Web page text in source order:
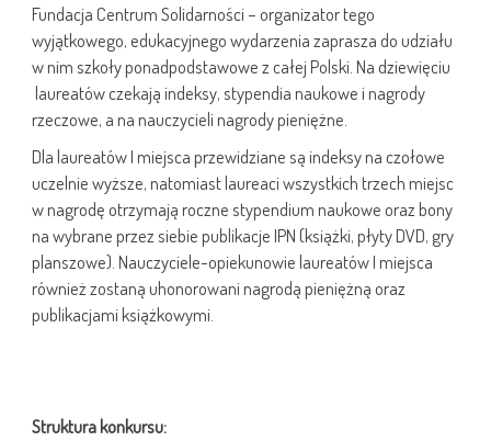
Fundacja Centrum Solidarności – organizator tego
wyjątkowego, edukacyjnego wydarzenia zaprasza do udziału
w nim szkoły ponadpodstawowe z całej Polski. Na dziewięciu
laureatów czekają indeksy, stypendia naukowe i nagrody
rzeczowe, a na nauczycieli nagrody pieniężne.
Dla laureatów I miejsca przewidziane są indeksy na czołowe
uczelnie wyższe, natomiast laureaci wszystkich trzech miejsc
w nagrodę otrzymają roczne stypendium naukowe oraz bony
na wybrane przez siebie publikacje IPN (książki, płyty DVD, gry
planszowe). Nauczyciele-opiekunowie laureatów I miejsca
również zostaną uhonorowani nagrodą pieniężną oraz
publikacjami książkowymi.
Struktura konkursu: